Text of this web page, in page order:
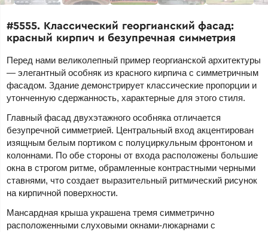
#5555. Классический георгианский фасад:
красный кирпич и безупречная симметрия
Перед нами великолепный пример георгианской архитектуры
— элегантный особняк из красного кирпича с симметричным
фасадом. Здание демонстрирует классические пропорции и
утонченную сдержанность, характерные для этого стиля.
Главный фасад двухэтажного особняка отличается
безупречной симметрией. Центральный вход акцентирован
изящным белым портиком с полуциркульным фронтоном и
колоннами. По обе стороны от входа расположены большие
окна в строгом ритме, обрамленные контрастными черными
ставнями, что создает выразительный ритмический рисунок
на кирпичной поверхности.
Мансардная крыша украшена тремя симметрично
расположенными слуховыми окнами-люкарнами с